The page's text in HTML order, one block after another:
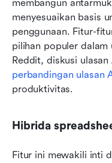
membangun
menyesuaikan basis
penggunaan. Fitur-
pilihan populer
perbandingan ulasan
produktivitas.
Hibrida
Fitur ini mewakili inti